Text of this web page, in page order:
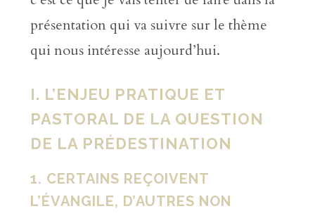
présentation qui va suivre sur le thème
qui nous intéresse aujourd’hui.
I. L’ENJEU PRATIQUE ET
PASTORAL DE LA QUESTION
DE LA PRÉDESTINATION
1. CERTAINS REÇOIVENT
L’ÉVANGILE, D’AUTRES NON